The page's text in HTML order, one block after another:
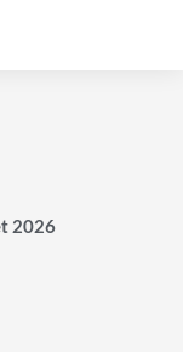
2026